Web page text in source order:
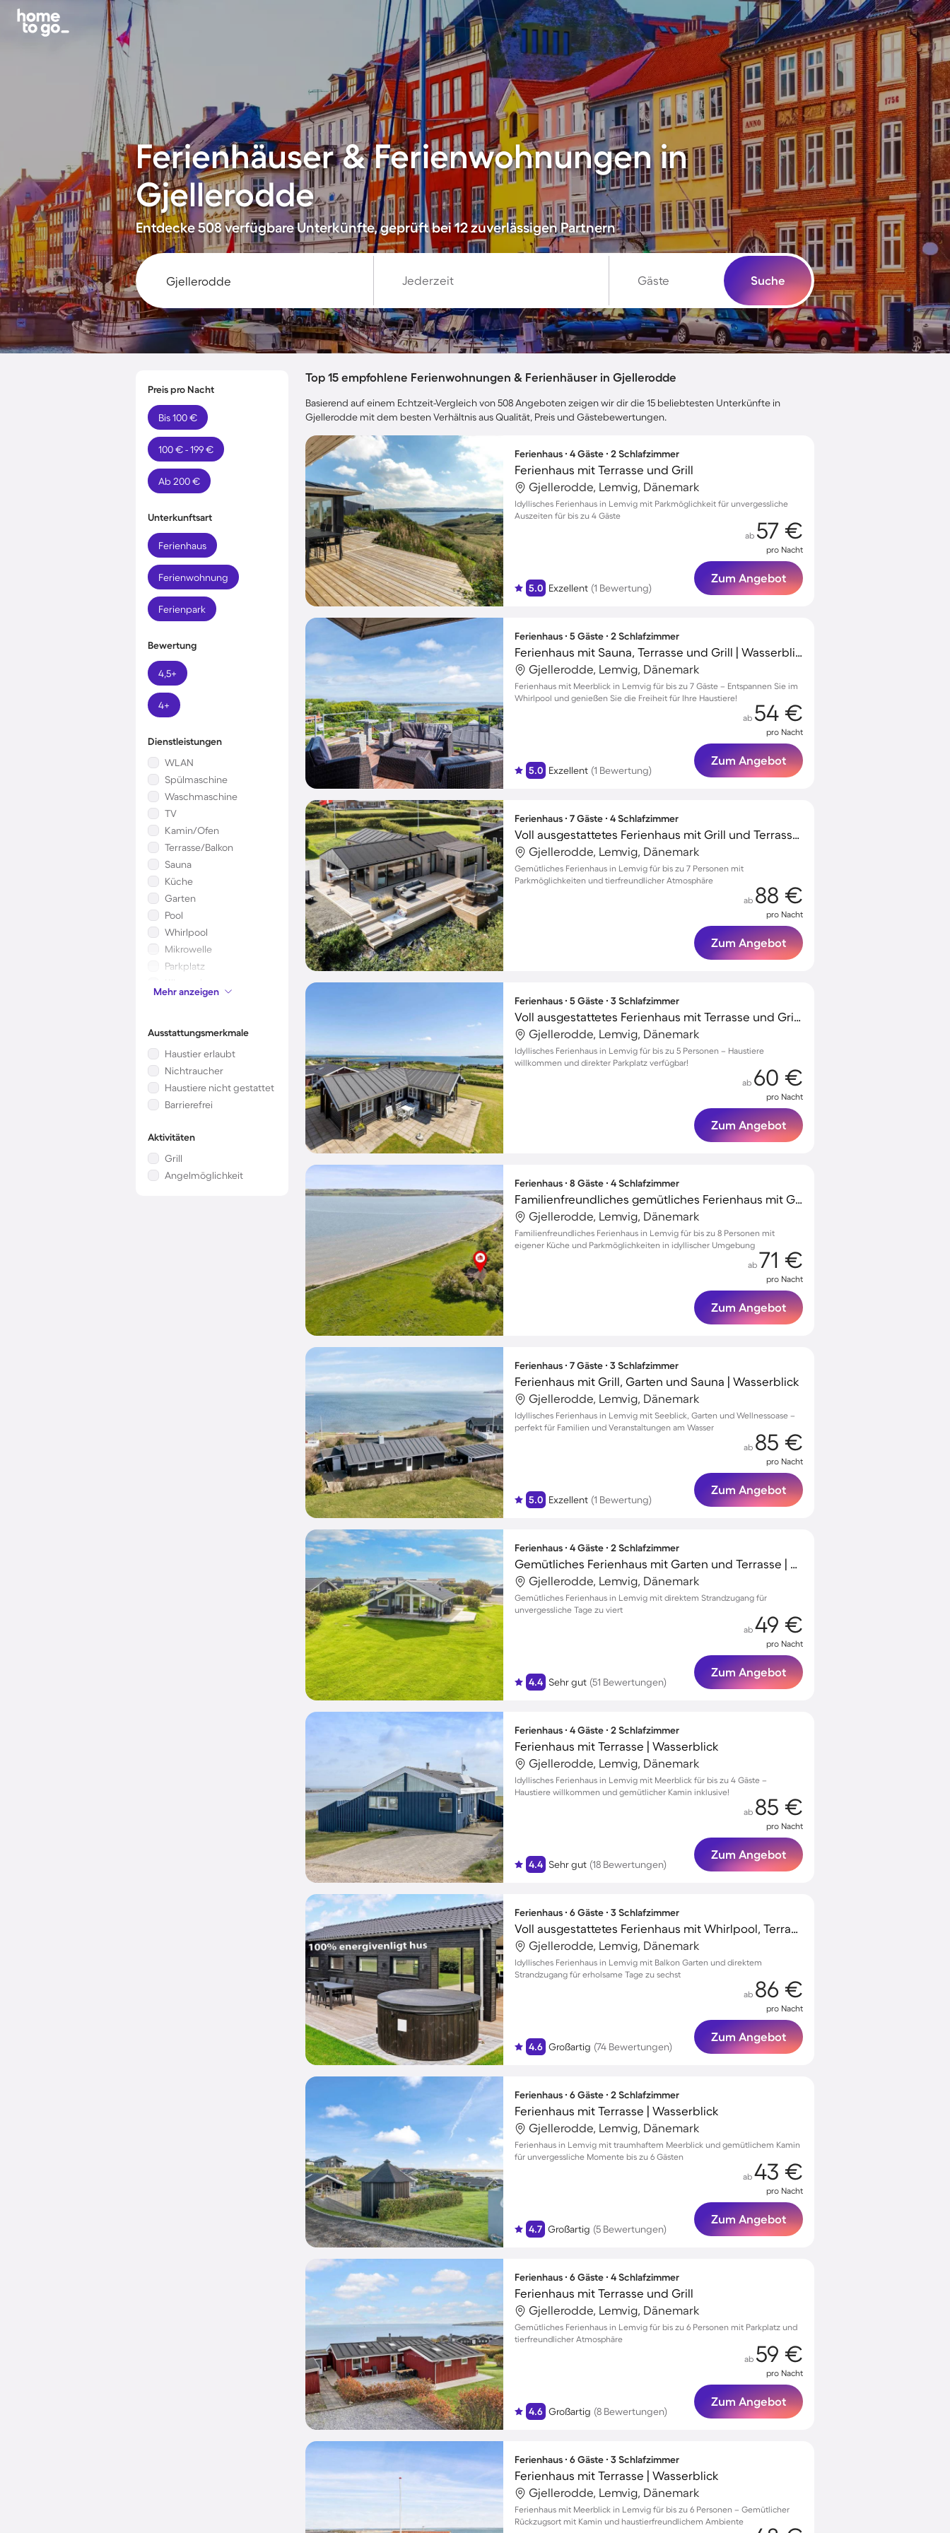
Ferienhäuser & Ferienwohnungen in
Gjellerodde
Entdecke 508 verfügbare Unterkünfte, geprüft bei 12 zuverlässigen Partnern
Jederzeit Gäste Suche
Preis pro Nacht
Bis 100 €
100 € - 199 €
Ab 200 €
Unterkunftsart
Ferienhaus
Ferienwohnung
Ferienpark
Bewertung
4,5+
4+
Dienstleistungen
WLAN
Spülmaschine
Waschmaschine
TV
Kamin/Ofen
Terrasse/Balkon
Sauna
Küche
Garten
Pool
Whirlpool
Mikrowelle
Parkplatz
Klimaanlage
Kinderbett
Mehr anzeigen
Ausstattungsmerkmale
Haustier erlaubt
Nichtraucher
Haustiere nicht gestattet
Barrierefrei
Aktivitäten
Grill
Angelmöglichkeit
Top 15 empfohlene Ferienwohnungen & Ferienhäuser in Gjellerodde
Basierend auf einem Echtzeit-Vergleich von 508 Angeboten zeigen wir dir die 15 beliebtesten Unterkünfte in
Gjellerodde mit dem besten Verhältnis aus Qualität, Preis und Gästebewertungen.
Ferienhaus ∙ 4 Gäste ∙ 2 Schlafzimmer
Ferienhaus mit Terrasse und Grill
Gjellerodde, Lemvig, Dänemark
Idyllisches Ferienhaus in Lemvig mit Parkmöglichkeit für unvergessliche
Auszeiten für bis zu 4 Gäste
5.0 Exzellent (1 Bewertung)
ab 57 €
pro Nacht
Zum Angebot
Ferienhaus ∙ 5 Gäste ∙ 2 Schlafzimmer
Ferienhaus mit Sauna, Terrasse und Grill | Wasserblick
Gjellerodde, Lemvig, Dänemark
Ferienhaus mit Meerblick in Lemvig für bis zu 7 Gäste – Entspannen Sie im
Whirlpool und genießen Sie die Freiheit für Ihre Haustiere!
5.0 Exzellent (1 Bewertung)
ab 54 €
pro Nacht
Zum Angebot
Ferienhaus ∙ 7 Gäste ∙ 4 Schlafzimmer
Voll ausgestattetes Ferienhaus mit Grill und Terrasse | Haustierfreundlich
Gjellerodde, Lemvig, Dänemark
Gemütliches Ferienhaus in Lemvig für bis zu 7 Personen mit
Parkmöglichkeiten und tierfreundlicher Atmosphäre
ab 88 €
pro Nacht
Zum Angebot
Ferienhaus ∙ 5 Gäste ∙ 3 Schlafzimmer
Voll ausgestattetes Ferienhaus mit Terrasse und Grill | Haustiere erlaubt
Gjellerodde, Lemvig, Dänemark
Idyllisches Ferienhaus in Lemvig für bis zu 5 Personen – Haustiere
willkommen und direkter Parkplatz verfügbar!
ab 60 €
pro Nacht
Zum Angebot
Ferienhaus ∙ 8 Gäste ∙ 4 Schlafzimmer
Familienfreundliches gemütliches Ferienhaus mit Grill, Garten und Terrasse
Gjellerodde, Lemvig, Dänemark
Familienfreundliches Ferienhaus in Lemvig für bis zu 8 Personen mit
eigener Küche und Parkmöglichkeiten in idyllischer Umgebung
ab 71 €
pro Nacht
Zum Angebot
Ferienhaus ∙ 7 Gäste ∙ 3 Schlafzimmer
Ferienhaus mit Grill, Garten und Sauna | Wasserblick
Gjellerodde, Lemvig, Dänemark
Idyllisches Ferienhaus in Lemvig mit Seeblick, Garten und Wellnessoase –
perfekt für Familien und Veranstaltungen am Wasser
5.0 Exzellent (1 Bewertung)
ab 85 €
pro Nacht
Zum Angebot
Ferienhaus ∙ 4 Gäste ∙ 2 Schlafzimmer
Gemütliches Ferienhaus mit Garten und Terrasse | Wasserblick
Gjellerodde, Lemvig, Dänemark
Gemütliches Ferienhaus in Lemvig mit direktem Strandzugang für
unvergessliche Tage zu viert
4.4 Sehr gut (51 Bewertungen)
ab 49 €
pro Nacht
Zum Angebot
Ferienhaus ∙ 4 Gäste ∙ 2 Schlafzimmer
Ferienhaus mit Terrasse | Wasserblick
Gjellerodde, Lemvig, Dänemark
Idyllisches Ferienhaus in Lemvig mit Meerblick für bis zu 4 Gäste –
Haustiere willkommen und gemütlicher Kamin inklusive!
4.4 Sehr gut (18 Bewertungen)
ab 85 €
pro Nacht
Zum Angebot
Ferienhaus ∙ 6 Gäste ∙ 3 Schlafzimmer
Voll ausgestattetes Ferienhaus mit Whirlpool, Terrasse und Sauna
Gjellerodde, Lemvig, Dänemark
Idyllisches Ferienhaus in Lemvig mit Balkon Garten und direktem
Strandzugang für erholsame Tage zu sechst
4.6 Großartig (74 Bewertungen)
ab 86 €
pro Nacht
Zum Angebot
Ferienhaus ∙ 6 Gäste ∙ 2 Schlafzimmer
Ferienhaus mit Terrasse | Wasserblick
Gjellerodde, Lemvig, Dänemark
Ferienhaus in Lemvig mit traumhaftem Meerblick und gemütlichem Kamin
für unvergessliche Momente bis zu 6 Gästen
4.7 Großartig (5 Bewertungen)
ab 43 €
pro Nacht
Zum Angebot
Ferienhaus ∙ 6 Gäste ∙ 4 Schlafzimmer
Ferienhaus mit Terrasse und Grill
Gjellerodde, Lemvig, Dänemark
Gemütliches Ferienhaus in Lemvig für bis zu 6 Personen mit Parkplatz und
tierfreundlicher Atmosphäre
4.6 Großartig (8 Bewertungen)
ab 59 €
pro Nacht
Zum Angebot
Ferienhaus ∙ 6 Gäste ∙ 3 Schlafzimmer
Ferienhaus mit Terrasse | Wasserblick
Gjellerodde, Lemvig, Dänemark
Ferienhaus mit Meerblick in Lemvig für bis zu 6 Personen – Gemütlicher
Rückzugsort mit Kamin und haustierfreundlichem Ambiente